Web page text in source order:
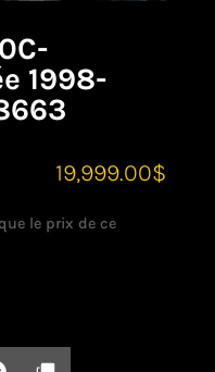
1998-
19,999.00$
le prix de ce